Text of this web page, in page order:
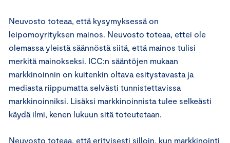
Neuvosto toteaa, että kysymyksessä on
leipomoyrityksen mainos. Neuvosto toteaa, ettei ole
olemassa yleistä säännöstä siitä, että mainos tulisi
merkitä mainokseksi. ICC:n sääntöjen mukaan
markkinoinnin on kuitenkin oltava esitystavasta ja
mediasta riippumatta selvästi tunnistettavissa
markkinoinniksi. Lisäksi markkinoinnista tulee selkeästi
käydä ilmi, kenen lukuun sitä toteutetaan.
Neuvosto toteaa, että erityisesti silloin, kun markkinointi